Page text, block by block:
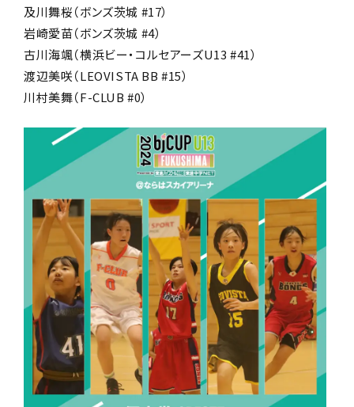
及川舞桜（ボンズ茨城 #17）
岩崎愛苗（ボンズ茨城 #4）
古川海颯（横浜ビー・コルセアーズU13 #41）
渡辺美咲（LEOVISTA BB #15）
川村美舞（F-CLUB #0）